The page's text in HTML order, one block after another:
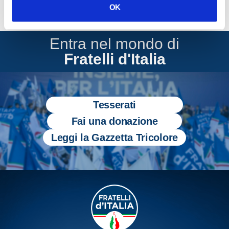
OK
Entra nel mondo di
Fratelli d'Italia
Tesserati
Fai una donazione
Leggi la Gazzetta Tricolore